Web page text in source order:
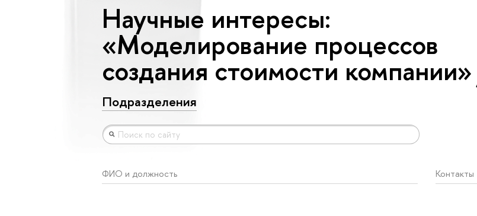
Научные интересы:
«Моделирование процессов
создания стоимости компании»
Подразделения
ФИО и должность Контакты